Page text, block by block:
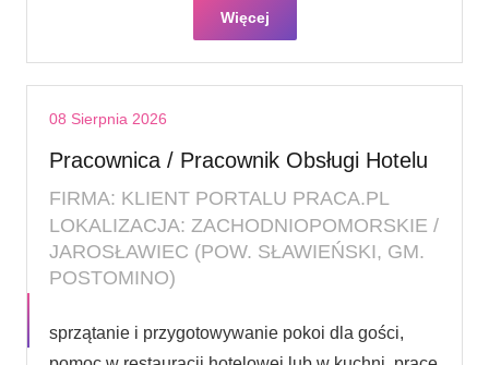
Więcej
08 Sierpnia 2026
Pracownica / Pracownik Obsługi Hotelu
FIRMA: KLIENT PORTALU PRACA.PL
LOKALIZACJA: ZACHODNIOPOMORSKIE /
JAROSŁAWIEC (POW. SŁAWIEŃSKI, GM.
POSTOMINO)
sprzątanie i przygotowywanie pokoi dla gości,